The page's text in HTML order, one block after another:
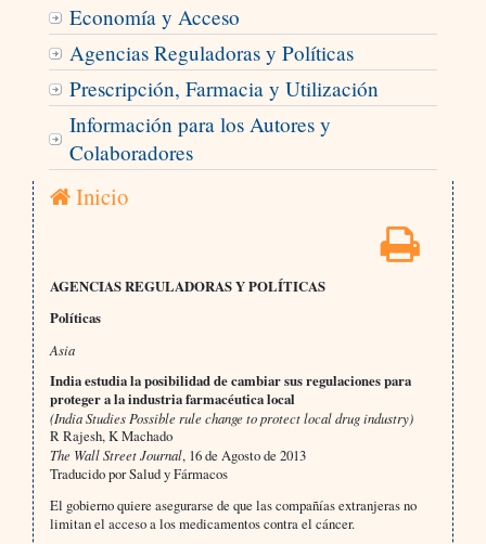
Economía y Acceso
Agencias Reguladoras y Políticas
Prescripción, Farmacia y Utilización
Información para los Autores y
Colaboradores
Inicio
AGENCIAS REGULADORAS Y POLÍTICAS
Políticas
Asia
India estudia la posibilidad de cambiar sus regulaciones para
proteger a la industria farmacéutica local
(India Studies Possible rule change to protect local drug industry)
R Rajesh, K Machado
The Wall Street Journal, 16 de Agosto de 2013
Traducido por Salud y Fármacos
El gobierno quiere asegurarse de que las compañías extranjeras no
limitan el acceso a los medicamentos contra el cáncer.